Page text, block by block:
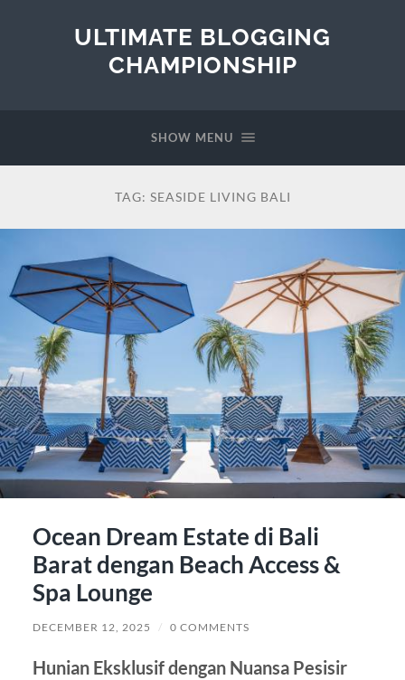
ULTIMATE BLOGGING
CHAMPIONSHIP
SHOW MENU
TAG: SEASIDE LIVING BALI
Ocean Dream Estate di Bali
Barat dengan Beach Access &
Spa Lounge
DECEMBER 12, 2025 / 0 COMMENTS
Hunian Eksklusif dengan Nuansa Pesisir